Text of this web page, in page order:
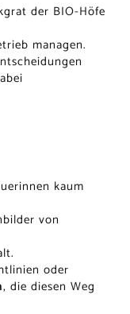
der BIO-Höfe
managen.
kaum
von
oder
, die diesen Weg